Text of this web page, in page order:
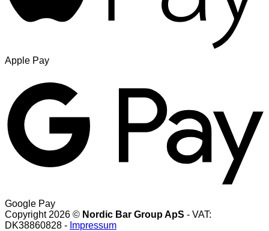
Apple Pay
Google Pay
Copyright 2026 © Nordic Bar Group ApS - VAT:
DK38860828 - Impressum